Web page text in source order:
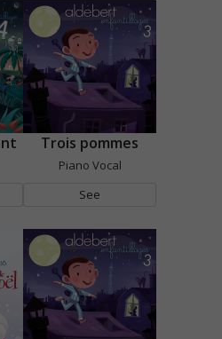
Trois pommes
Piano Vocal
See